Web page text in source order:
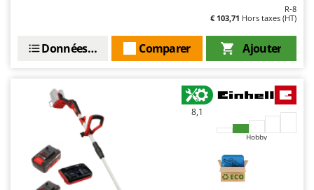
R-8
€ 103,71 Hors taxes (HT)
Ajouter
Comparer
Données techniques
8,1
Hobby